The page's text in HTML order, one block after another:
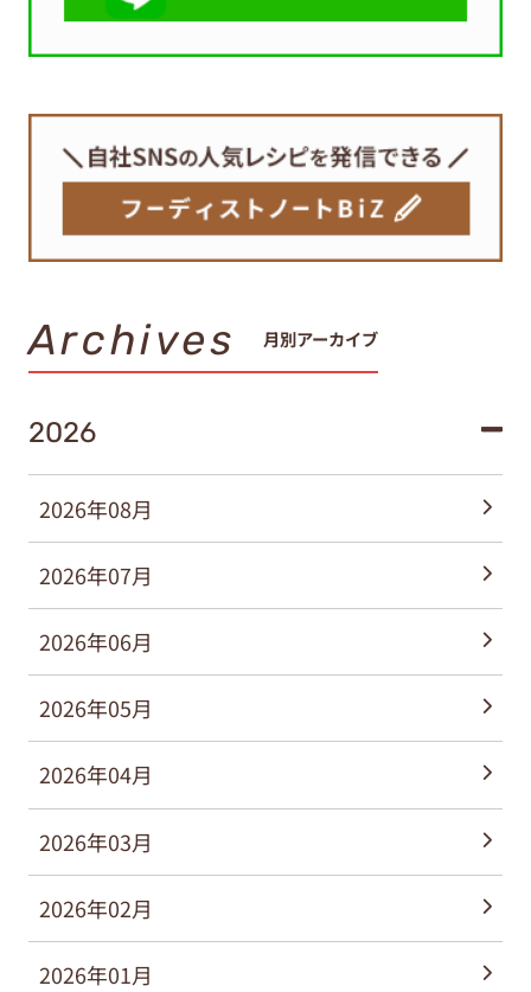
Archives 月別アーカイブ
2026
2026年08月
2026年07月
2026年06月
2026年05月
2026年04月
2026年03月
2026年02月
2026年01月